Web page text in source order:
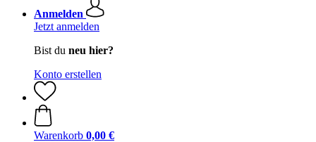
Anmelden
Jetzt anmelden
Bist du neu hier?
Konto erstellen
Warenkorb 0,00 €